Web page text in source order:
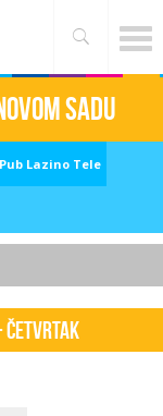
sadu
Pub Lazino Tele